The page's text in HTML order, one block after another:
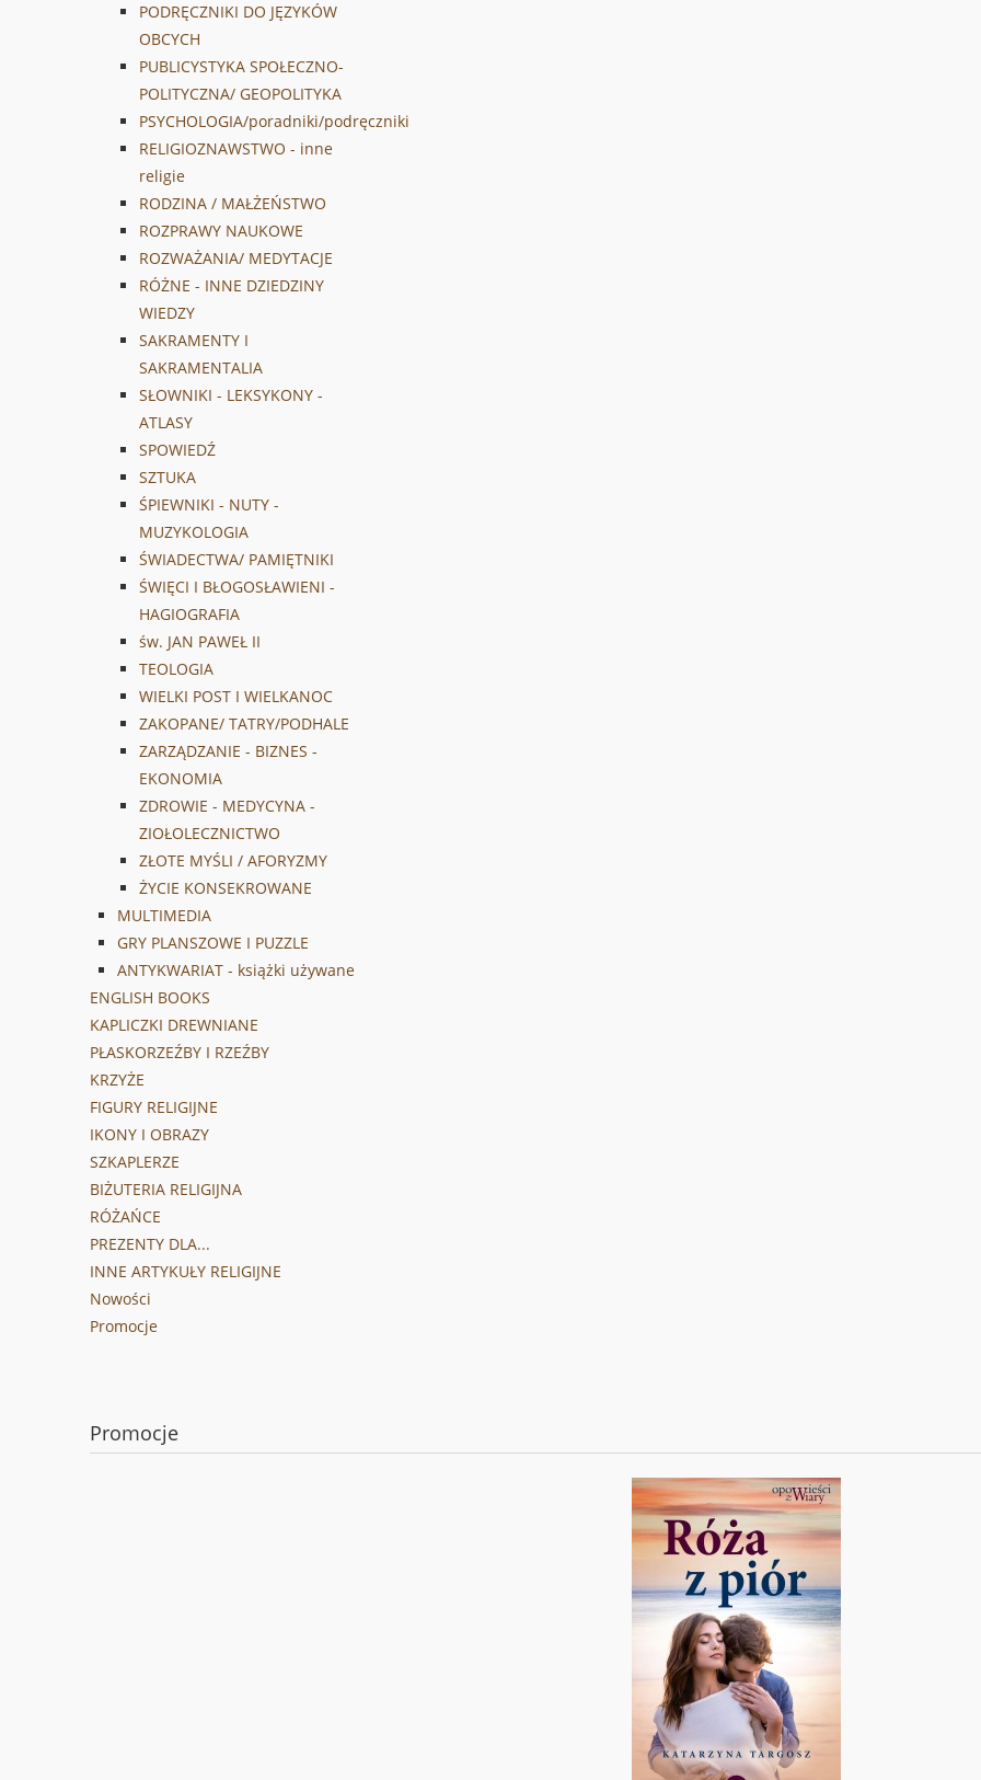
PODRĘCZNIKI DO JĘZYKÓW
OBCYCH
PUBLICYSTYKA SPOŁECZNO-
POLITYCZNA/ GEOPOLITYKA
PSYCHOLOGIA/poradniki/podręczniki
RELIGIOZNAWSTWO - inne
religie
RODZINA / MAŁŻEŃSTWO
ROZPRAWY NAUKOWE
ROZWAŻANIA/ MEDYTACJE
RÓŻNE - INNE DZIEDZINY
WIEDZY
SAKRAMENTY I
SAKRAMENTALIA
SŁOWNIKI - LEKSYKONY -
ATLASY
SPOWIEDŹ
SZTUKA
ŚPIEWNIKI - NUTY -
MUZYKOLOGIA
ŚWIADECTWA/ PAMIĘTNIKI
ŚWIĘCI I BŁOGOSŁAWIENI -
HAGIOGRAFIA
św. JAN PAWEŁ II
TEOLOGIA
WIELKI POST I WIELKANOC
ZAKOPANE/ TATRY/PODHALE
ZARZĄDZANIE - BIZNES -
EKONOMIA
ZDROWIE - MEDYCYNA -
ZIOŁOLECZNICTWO
ZŁOTE MYŚLI / AFORYZMY
ŻYCIE KONSEKROWANE
MULTIMEDIA
GRY PLANSZOWE I PUZZLE
ANTYKWARIAT - książki używane
ENGLISH BOOKS
KAPLICZKI DREWNIANE
PŁASKORZEŹBY I RZEŹBY
KRZYŻE
FIGURY RELIGIJNE
IKONY I OBRAZY
SZKAPLERZE
BIŻUTERIA RELIGIJNA
RÓŻAŃCE
PREZENTY DLA...
INNE ARTYKUŁY RELIGIJNE
Nowości
Promocje
Promocje